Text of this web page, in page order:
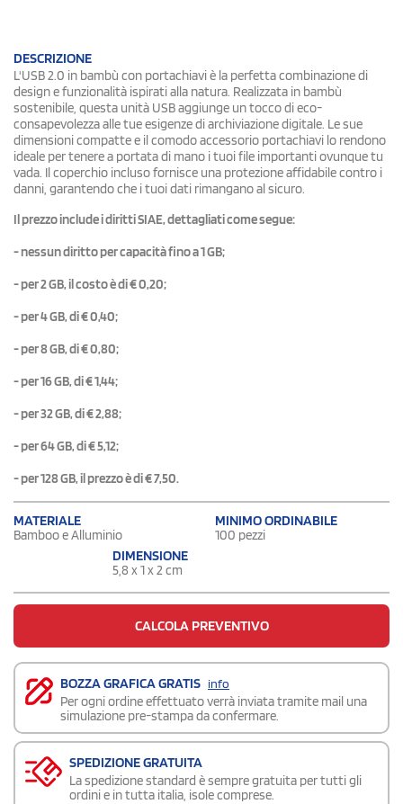
DESCRIZIONE
L'USB 2.0 in bambù con portachiavi è la perfetta combinazione di
design e funzionalità ispirati alla natura. Realizzata in bambù
sostenibile, questa unità USB aggiunge un tocco di eco-
consapevolezza alle tue esigenze di archiviazione digitale. Le sue
dimensioni compatte e il comodo accessorio portachiavi lo rendono
ideale per tenere a portata di mano i tuoi file importanti ovunque tu
vada. Il coperchio incluso fornisce una protezione affidabile contro i
danni, garantendo che i tuoi dati rimangano al sicuro.
Il prezzo include i diritti SIAE, dettagliati come segue:
- nessun diritto per capacità fino a 1 GB;
- per 2 GB, il costo è di € 0,20;
- per 4 GB, di € 0,40;
- per 8 GB, di € 0,80;
- per 16 GB, di € 1,44;
- per 32 GB, di € 2,88;
- per 64 GB, di € 5,12;
- per 128 GB, il prezzo è di € 7,50.
MATERIALE
Bamboo e Alluminio
MINIMO ORDINABILE
100 pezzi
DIMENSIONE
5,8 x 1 x 2 cm
CALCOLA PREVENTIVO
BOZZA GRAFICA GRATIS info
Per ogni ordine effettuato verrà inviata tramite mail una
simulazione pre-stampa da confermare.
SPEDIZIONE GRATUITA
La spedizione standard è sempre gratuita per tutti gli
ordini e in tutta italia, isole comprese.